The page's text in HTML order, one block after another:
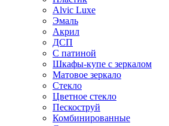
Alvic Luxe
Эмаль
Акрил
ДСП
С патиной
Шкафы-купе с зеркалом
Матовое зеркало
Стекло
Цветное стекло
Пескоструй
Комбинированные